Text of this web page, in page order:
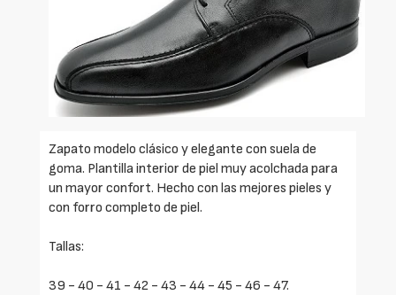
Zapato modelo clásico y elegante con suela de
goma. Plantilla interior de piel muy acolchada para
un mayor confort. Hecho con las mejores pieles y
con forro completo de piel.
Tallas:
39 - 40 - 41 - 42 - 43 - 44 - 45 - 46 - 47.